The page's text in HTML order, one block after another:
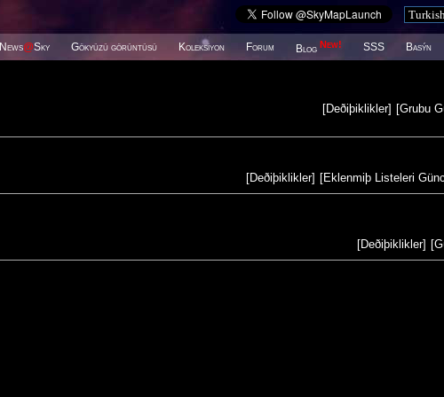
News@Sky Gökyüzü görüntüsü Koleksiyon Forum Blog New! SSS Basýn
[Grubu
[Deðiþiklikler]
[Eklenmiþ Listeleri
[Deðiþiklikler]
[
[Deðiþiklikler]